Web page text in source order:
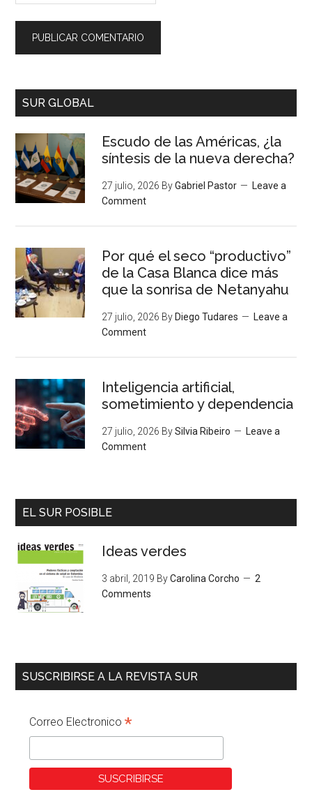
SUR GLOBAL
Escudo de las Américas, ¿la
síntesis de la nueva derecha?
27 julio, 2026 ByGabriel Pastor
Leave a
Comment
Por qué el seco “productivo”
de la Casa Blanca dice más
que la sonrisa de Netanyahu
27 julio, 2026 By Diego Tudares
Leave a
Comment
Inteligencia artificial,
sometimiento y dependencia
27 julio, 2026 BySilvia Ribeiro
Leave a
Comment
EL SUR POSIBLE
Ideas verdes
3 abril, 2019 ByCarolina Corcho
2
Comments
SUSCRIBIRSE A LA REVISTA SUR
Correo Electronico*